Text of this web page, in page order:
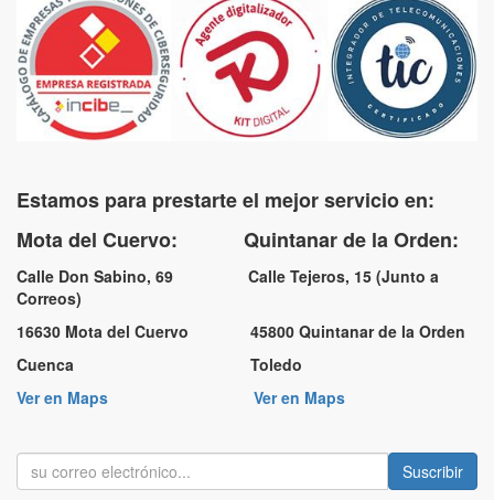
Estamos para prestarte el mejor servicio en:
Mota del Cuervo: Quintanar de la Orden:
Calle Don Sabino, 69 Calle Tejeros, 15 (Junto a
Correos)
16630 Mota del Cuervo 45800 Quintanar de la Orden
Cuenca Toledo
Ver en Maps
Ver en Maps
Suscribir